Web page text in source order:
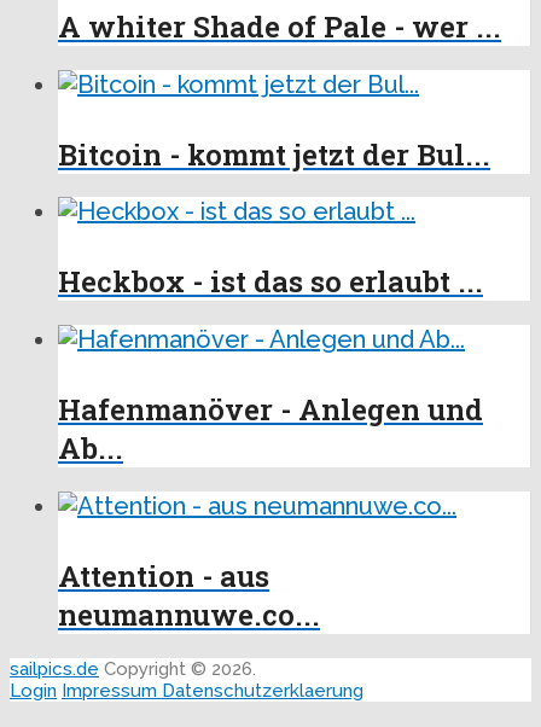
A whiter Shade of Pale - wer ...
Bitcoin - kommt jetzt der Bul...
Heckbox - ist das so erlaubt ...
Hafenmanöver - Anlegen und
Ab...
Attention - aus
neumannuwe.co...
sailpics.de Copyright © 2026.
Login Impressum Datenschutzerklaerung